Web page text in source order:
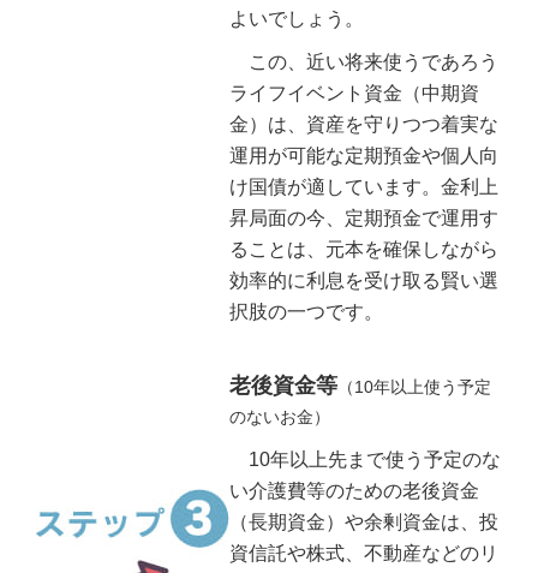
よいでしょう。
この、近い将来使うであろう
ライフイベント資金（中期資
金）は、資産を守りつつ着実な
運用が可能な定期預金や個人向
け国債が適しています。金利上
昇局面の今、定期預金で運用す
ることは、元本を確保しながら
効率的に利息を受け取る賢い選
択肢の一つです。
老後資金等（10年以上使う予定
のないお金）
10年以上先まで使う予定のな
い介護費等のための老後資金
（長期資金）や余剰資金は、投
資信託や株式、不動産などのリ